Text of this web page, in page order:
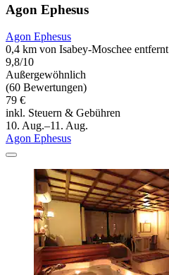
Agon Ephesus
Agon Ephesus
0,4 km von Isabey-Moschee entfernt
9,8/10
Außergewöhnlich
(60 Bewertungen)
79 €
inkl. Steuern & Gebühren
10. Aug.–11. Aug.
Agon Ephesus